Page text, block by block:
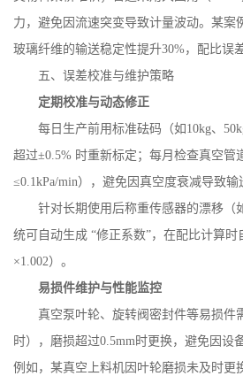
力，避免因流速突变导致计量波动。某案
玻璃纤维的输送稳定性提升30%，配比误
五、误差校准与维护策略
定期校准与动态修正
每日生产前用标准砝码（如 10kg、
超过±0.5% 时重新标定；每月检查真空管
≤0.1kPa/min），避免因真空度衰减导致输
针对长期使用后称重传感器的漂移（
统可自动生成 “修正系数”，在配比计算时
×1.002）。
易损件维护与性能监控
真空泵叶轮、旋转阀密封件等易损件
时），磨损超过0.5mm时更换，避免因设
例如，某真空上料机因叶轮磨损未及时更